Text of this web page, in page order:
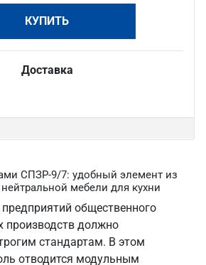
КУПИТЬ
Доставка
СПЗР-9/7: удобный элемент из
мебели для кухни
общественного
производств должно
стандартам. В этом
отводится модульным